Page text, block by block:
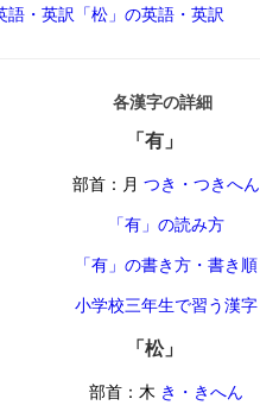
語・英訳 「松」の英語・英訳
各漢字の詳細
「有」
部首：月 つき・つきへん
「有」の読み方
「有」の書き方・書き順
小学校三年生で習う漢字
「松」
部首：木 き・きへん